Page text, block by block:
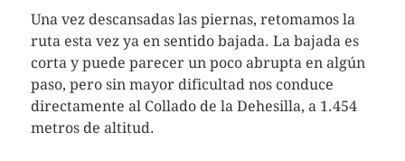
Una vez descansadas las piernas, retomamos la
ruta esta vez ya en sentido bajada. La bajada es
corta y puede parecer un poco abrupta en algún
paso, pero sin mayor dificultad nos conduce
directamente al Collado de la Dehesilla, a 1.454
metros de altitud.